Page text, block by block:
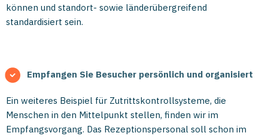
können und standort- sowie länderübergreifend
standardisiert sein.
Empfangen Sie Besucher persönlich und organisiert
Ein weiteres Beispiel für Zutrittskontrollsysteme, die
Menschen in den Mittelpunkt stellen, finden wir im
Empfangsvorgang. Das Rezeptionspersonal soll schon im